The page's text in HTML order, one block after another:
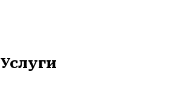
Услуги